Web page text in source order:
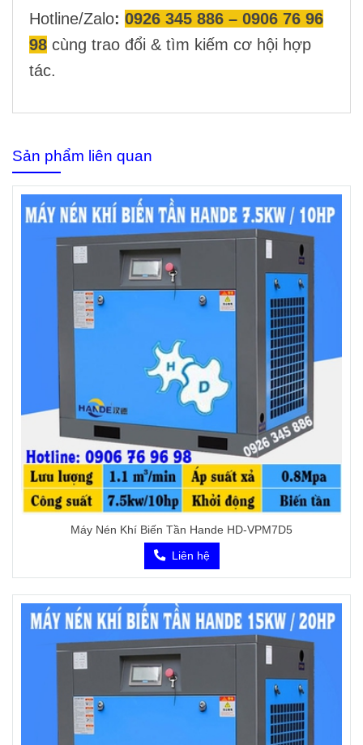
Hotline/Zalo: 0926 345 886 – 0906 76 96
98 cùng trao đổi & tìm kiếm cơ hội hợp
tác.
Sản phẩm liên quan
Máy Nén Khí Biến Tần Hande HD-VPM7D5
Liên hệ